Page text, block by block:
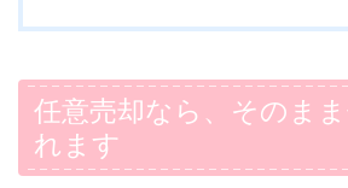
任意売却なら、そのま
れます